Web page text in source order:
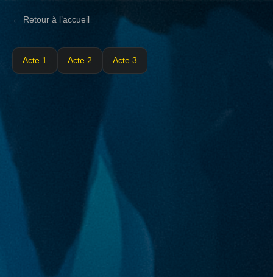
← Retour à l’accueil
Acte 1 Acte 2 Acte 3